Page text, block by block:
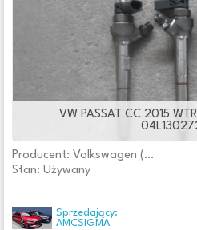
VW PASSAT CC 2015
Producent: Volkswagen (oryginalne OE)
Stan: Używany
Sprzedający:
AMCSIGMA